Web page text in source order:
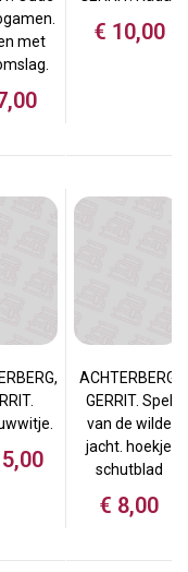
met
€ 10,00
ACHTERBERG,
GERRIT. Spel
van de wilde
jacht. hoekje
schutblad
€ 8,00